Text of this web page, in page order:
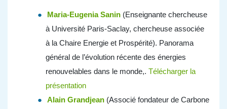
Maria-Eugenia Sanin(Enseignante chercheuse
à Université Paris-Saclay, chercheuse associée
à la Chaire Energie et Prospérité). Panorama
général de l’évolution récente des énergies
renouvelables dans le monde,. Télécharger la
présentation
Alain Grandjean(Associé fondateur de Carbone